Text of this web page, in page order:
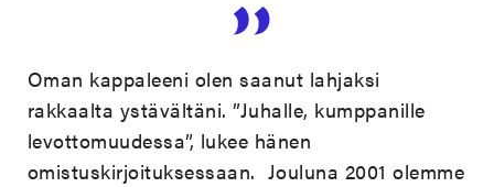
Oman kappaleeni olen saanut lahjaksi
rakkaalta ystävältäni. ”Juhalle, kumppanille
levottomuudessa”, lukee hänen
omistuskirjoituksessaan. Jouluna 2001 olemme